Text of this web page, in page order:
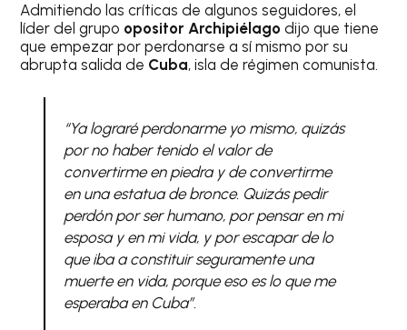
Admitiendo las críticas de algunos seguidores, el
líder del grupo opositor Archipiélagodijo que tiene
que empezar por perdonarse a sí mismo por su
abrupta salida de Cuba, isla de régimen comunista.
“Ya lograré perdonarme yo mismo, quizás
por no haber tenido el valor de
convertirme en piedra y de convertirme
en una estatua de bronce. Quizás pedir
perdón por ser humano, por pensar en mi
esposa y en mi vida, y por escapar de lo
que iba a constituir seguramente una
muerte en vida, porque eso es lo que me
esperaba en Cuba”.